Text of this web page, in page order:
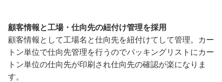
顧客情報と工場・仕向先の紐付け管理を採用
顧客情報として工場名と仕向先を紐付けてして管理。カー
トン単位で仕向先管理を行うのでパッキングリストにカー
トン単位の仕向先が印刷され仕向先の確認が楽になりま
す。